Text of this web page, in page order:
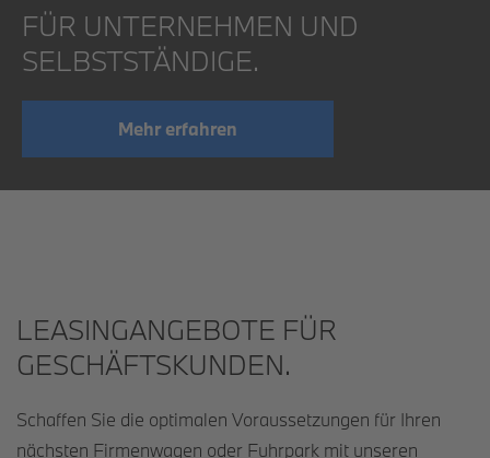
FÜR UNTERNEHMEN UND
SELBSTSTÄNDIGE.
Mehr erfahren
LEASING­ANGEBOTE FÜR
GESCHÄFTS­KUNDEN.
Schaffen Sie die optimalen Voraussetzungen für Ihren
nächsten Firmenwagen oder Fuhrpark mit unseren